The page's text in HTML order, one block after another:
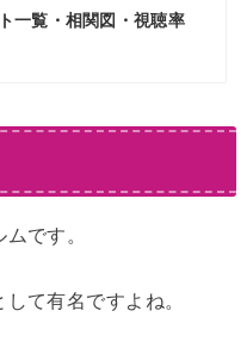
一覧・相関図・視聴率
です。
て有名ですよね。